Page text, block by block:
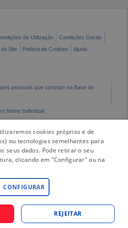
de Utilização
Condições Gerais
do Site Política de Cookies Ajuda
pessoais que constam na Base de
Nome Individual
cookies próprios e de
ou tecnologias semelhantes para
seus dados. Pode retirar o seu
clicando em "Configurar" ou na
CONFIGURAR
REJEITAR